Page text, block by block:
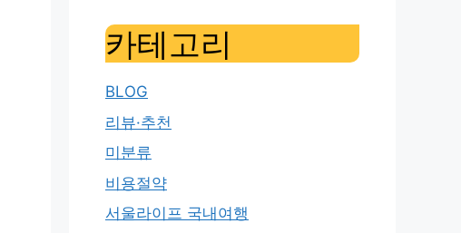
카테고리
BLOG
리뷰·추천
미분류
비용절약
서울라이프 국내여행